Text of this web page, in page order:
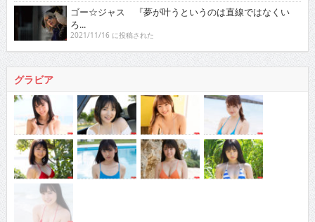
ゴー☆ジャス 『夢が叶うというのは直線ではなくい
ろ...
2021/11/16 に投稿された
グラビア